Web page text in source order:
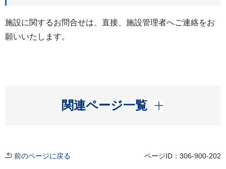
施設に関するお問合せは、直接、施設管理者へご連絡をお
願いいたします。
関連ページ一覧
開く
前のページに戻る ページID：306-900-202